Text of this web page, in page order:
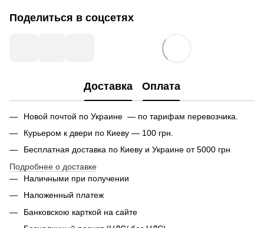
Поделиться в соцсетях
Доставка Оплата
Новой почтой по Украине — по тарифам перевозчика.
Курьером к двери по Киеву — 100 грн.
Бесплатная доставка по Киеву и Украине от 5000 грн
Подробнее о доставке
Наличными при получении
Наложенный платеж
Банковскою карткой на сайте